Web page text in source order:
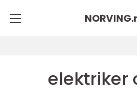
NORVING.
elektriker